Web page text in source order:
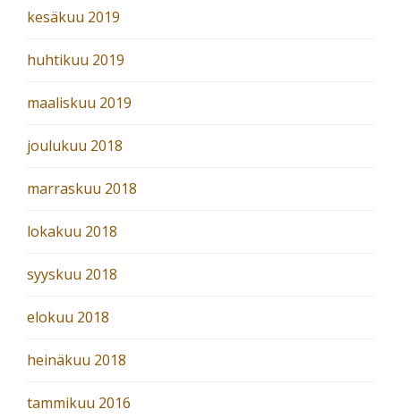
kesäkuu 2019
huhtikuu 2019
maaliskuu 2019
joulukuu 2018
marraskuu 2018
lokakuu 2018
syyskuu 2018
elokuu 2018
heinäkuu 2018
tammikuu 2016